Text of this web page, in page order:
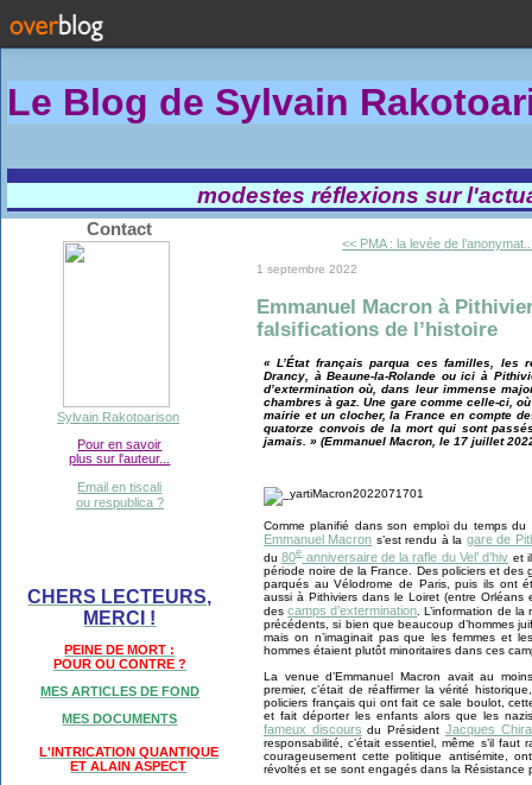
Le Blog de Sylvain Rakotoa
modestes réflexions sur
Contact
Sylvain Rakotoarison
Pour en savoir
plus sur l'auteur...
Email en tiscali
ou respublica ?
CHERS LECTEURS,
MERCI !
PEINE DE MORT :
POUR OU CONTRE ?
MES ARTICLES DE FOND
MES DOCUMENTS
L'INTRICATION QUANTIQUE
ET ALAIN ASPECT
<< PMA : la levée de
1 septembre 2022
Emmanuel Macron à
falsifications de l’histoire
« L’État français parqua ces familles, les
Drancy, à Beaune-la-Rolande ou ici à
d’extermination où, dans leur immense
chambres à gaz. Une gare comme celle-ci,
mairie et un clocher, la France en compte
quatorze convois de la mort qui sont
jamais. » (Emmanuel Macron, le 17 juillet
Comme planifié dans son emploi du temps
Emmanuel Macron s’est rendu à la gare de
du80eanniversaire de la rafle du Vel’ d’hiv et
période noire de la France. Des policiers et
parqués au Vélodrome de Paris, puis ils ont
aussi à Pithiviers dans le Loiret (entre Orléans
descamps d’extermination . L’information de
précédents, si bien que beaucoup d’hommes
mais on n’imaginait pas que les femmes et
hommes étaient plutôt minoritaires dans ces
La venue d’Emmanuel Macron avait au
premier, c’était de réaffirmer la vérité
policiers français qui ont fait ce sale boulot,
et fait déporter les enfants alors que les
fameux discours du Président Jacques
responsabilité, c’était essentiel, même s’il
courageusement cette politique antisémite,
révoltés et se sont engagés dans la Résistance